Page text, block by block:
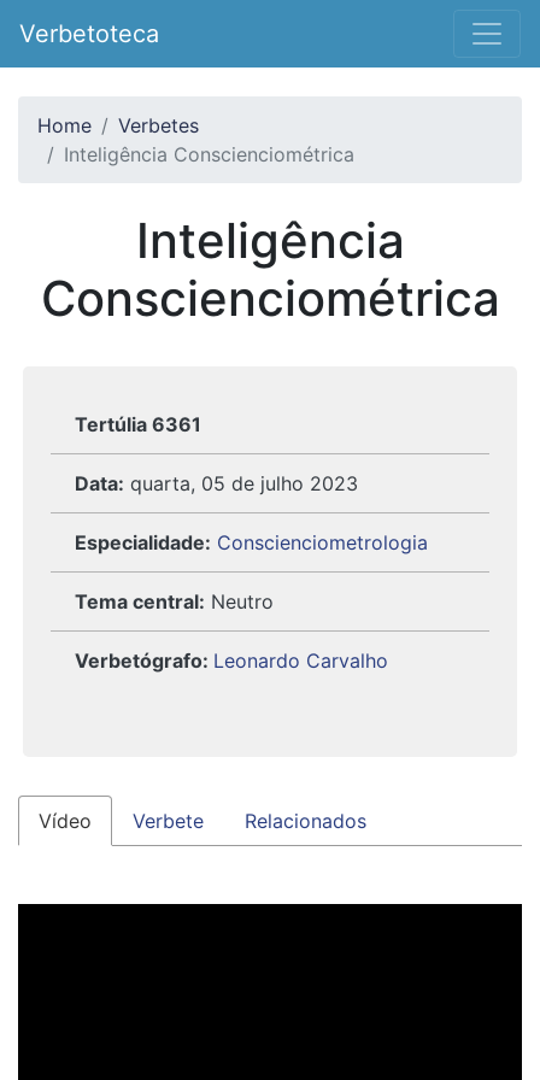
Verbetoteca
Home
Verbetes
Inteligência Conscienciométrica
Inteligência
Conscienciométrica
Tertúlia 6361
Data: quarta, 05 de julho 2023
Especialidade: Conscienciometrologia
Tema central: Neutro
Verbetógrafo: Leonardo Carvalho
Vídeo Verbete Relacionados